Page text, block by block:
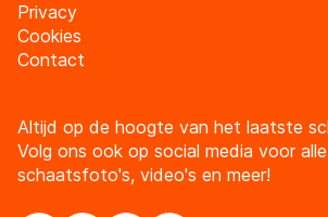
Privacy
Cookies
Contact
Altijd op de hoogte van het laatste
Volg ons ook op social media voor
schaatsfoto's, video's en meer!